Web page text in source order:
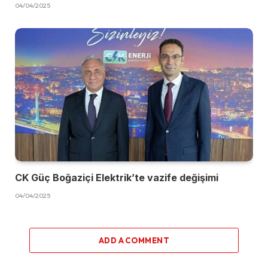
04/04/2025
CK Güç Boğaziçi Elektrik’te vazife değişimi
04/04/2025
ADD A COMMENT